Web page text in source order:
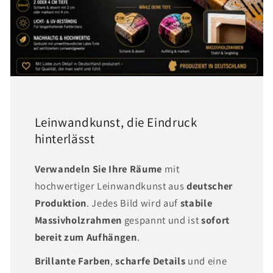
Leinwandkunst, die Eindruck
hinterlässt
Verwandeln Sie Ihre Räume mit
hochwertiger Leinwandkunst ausdeutscher
Produktion. Jedes Bild wird auf stabile
Massivholzrahmen gespannt und istsofort
bereit zum Aufhängen.
Brillante Farben,scharfe Details und eine